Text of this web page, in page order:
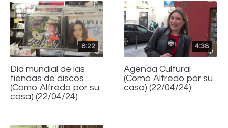
8:22
Día mundial de las
tiendas de discos
(Como Alfredo por su
casa) (22/04/24)
4:38
Agenda Cultural
(Como Alfredo por su
casa) (22/04/24)